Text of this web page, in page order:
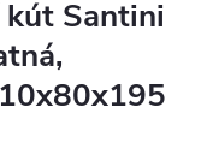
kút Santini